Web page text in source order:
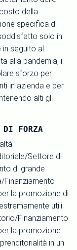
della
specifica di
solo in
seguito al
alla pandemia, i
sforzo per
in azienda e per
alti gli
DI FORZA
Settore di
di grande
Finanziamento
la promozione di
utili
Finanziamento
la promozione
in un